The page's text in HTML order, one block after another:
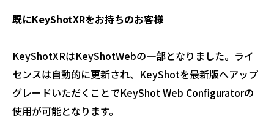
既にKeyShotXRをお持ちのお客様
KeyShotXRはKeyShotWebの一部となりました。ライ
センスは自動的に更新され、KeyShotを最新版へアップ
グレードいただくことでKeyShot Web Configuratorの
使用が可能となります。